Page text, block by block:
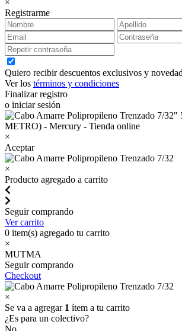
Registrarme
Quiero recibir descuentos exclusivos y
Ver los términos y condiciones
Finalizar registro
o iniciar sesión
×
Aceptar
×
Producto agregado a carrito
Seguir comprando
Ver carrito
0 item(s) agregado tu carrito
×
MUTMA
Seguir comprando
Checkout
×
Se va a agregar 1 ítem a tu carrito
¿Es para un colectivo?
No